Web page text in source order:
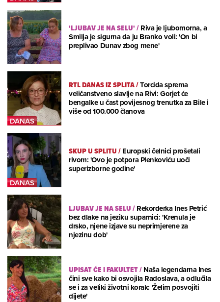
'LJUBAV JE NA SELU'/Riva je ljubomorna, a
Smilja je sigurna da ju Branko voli: 'On bi
preplivao Dunav zbog mene'
RTL DANAS IZ SPLITA/Torcida sprema
veličanstveno slavlje na Rivi: Gorjet će
bengalke u čast povijesnog trenutka za Bile i
više od 100.000 članova
SKUP U SPLITU/Europski čelnici prošetali
rivom: 'Ovo je potpora Plenkoviću uoči
superizborne godine'
LJUBAV JE NA SELU/Rekorderka Ines Petrić
bez dlake na jeziku suparnici: 'Krenula je
drsko, njene izjave su neprimjerene za
njezinu dob'
UPISAT ĆE I FAKULTET/Naša legendarna Ines
čini sve kako bi osvojila Radoslava, a odlučila
se i za veliki životni korak: 'Želim posvojiti
dijete'